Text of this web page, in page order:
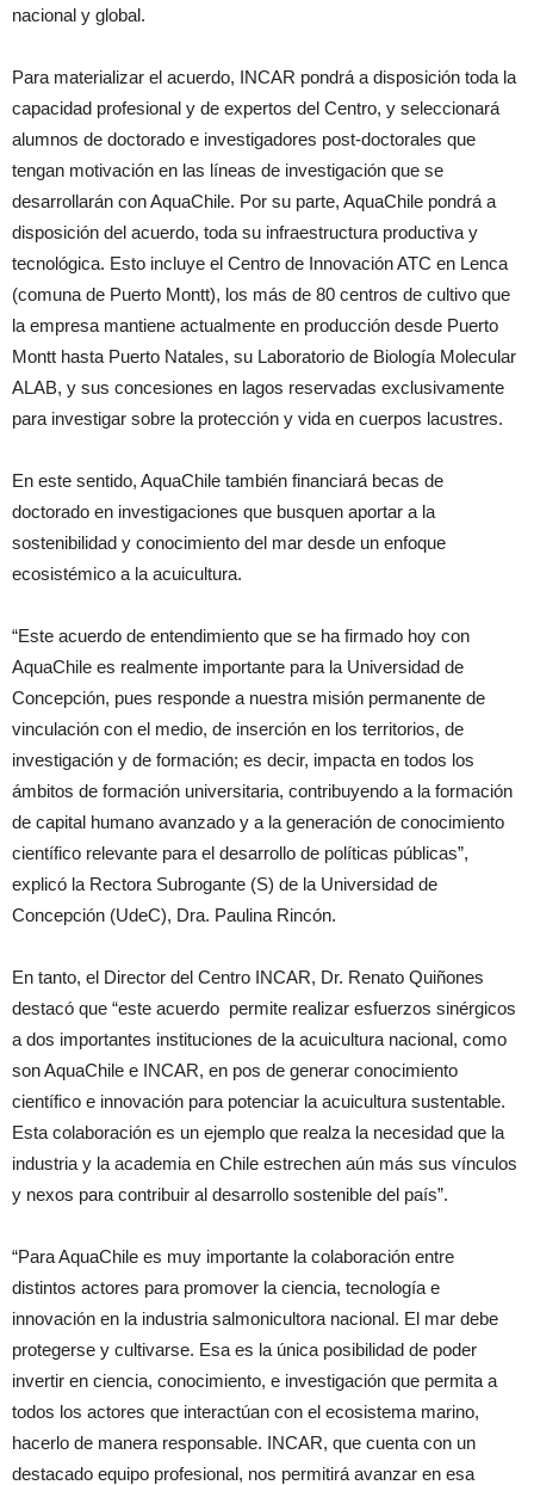
nacional y global.
Para materializar el acuerdo, INCAR pondrá a disposición toda la
capacidad profesional y de expertos del Centro, y seleccionará
alumnos de doctorado e investigadores post-doctorales que
tengan motivación en las líneas de investigación que se
desarrollarán con AquaChile. Por su parte, AquaChile pondrá a
disposición del acuerdo, toda su infraestructura productiva y
tecnológica. Esto incluye el Centro de Innovación ATC en Lenca
(comuna de Puerto Montt), los más de 80 centros de cultivo que
la empresa mantiene actualmente en producción desde Puerto
Montt hasta Puerto Natales, su Laboratorio de Biología Molecular
ALAB, y sus concesiones en lagos reservadas exclusivamente
para investigar sobre la protección y vida en cuerpos lacustres.
En este sentido, AquaChile también financiará becas de
doctorado en investigaciones que busquen aportar a la
sostenibilidad y conocimiento del mar desde un enfoque
ecosistémico a la acuicultura.
“Este acuerdo de entendimiento que se ha firmado hoy con
AquaChile es realmente importante para la Universidad de
Concepción, pues responde a nuestra misión permanente de
vinculación con el medio, de inserción en los territorios, de
investigación y de formación; es decir, impacta en todos los
ámbitos de formación universitaria, contribuyendo a la formación
de capital humano avanzado y a la generación de conocimiento
científico relevante para el desarrollo de políticas públicas”,
explicó la Rectora Subrogante (S) de la Universidad de
Concepción (UdeC), Dra. Paulina Rincón.
En tanto, el Director del Centro INCAR, Dr. Renato Quiñones
destacó que “este acuerdo permite realizar esfuerzos sinérgicos
a dos importantes instituciones de la acuicultura nacional, como
son AquaChile e INCAR, en pos de generar conocimiento
científico e innovación para potenciar la acuicultura sustentable.
Esta colaboración es un ejemplo que realza la necesidad que la
industria y la academia en Chile estrechen aún más sus vínculos
y nexos para contribuir al desarrollo sostenible del país”.
“Para AquaChile es muy importante la colaboración entre
distintos actores para promover la ciencia, tecnología e
innovación en la industria salmonicultora nacional. El mar debe
protegerse y cultivarse. Esa es la única posibilidad de poder
invertir en ciencia, conocimiento, e investigación que permita a
todos los actores que interactúan con el ecosistema marino,
hacerlo de manera responsable. INCAR, que cuenta con un
destacado equipo profesional, nos permitirá avanzar en esa